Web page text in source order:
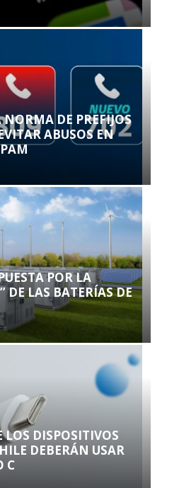
NORMA DE PREFIJOS
ABUSOS EN
POR LA
DE LAS BATERÍAS DE
LOS DISPOSITIVOS
DEBERÁN USAR
C